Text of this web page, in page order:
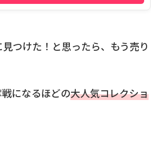
つけた！と思ったら、もう売り
になるほどの大人気コレクショ